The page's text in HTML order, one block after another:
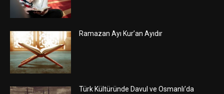
Ramazan Ayı Kur’an Ayıdır
Türk Kültüründe Davul ve Osmanlı’da